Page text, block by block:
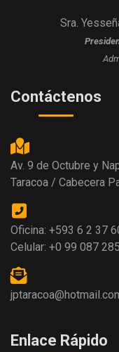
Sra.
Contáctenos
Av. 9 de Octubre y
Taracoa / Cabecera
Oficina: +593 6 2 37
Celular: +0 99 087
Enlace Rápido